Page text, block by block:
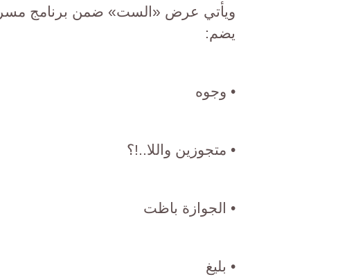
ويأتي عرض «الست» ضمن برنامج
يضم:
• وجوه
• متجوزين واللا..!؟
• الجوازة باظت
• بليغ